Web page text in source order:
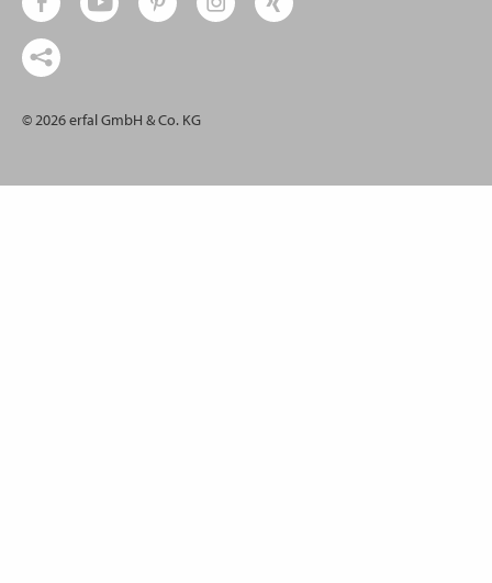
© 2026 erfal GmbH & Co. KG